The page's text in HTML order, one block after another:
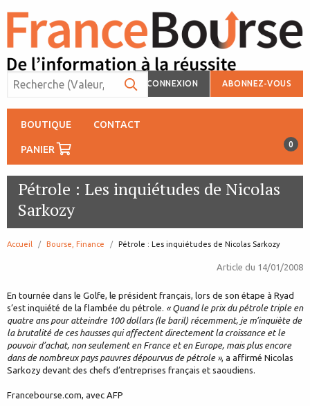
CONNEXION ABONNEZ-VOUS
BOUTIQUE CONTACT
PANIER 0
Pétrole : Les inquiétudes de Nicolas
Sarkozy
Accueil Bourse, Finance page:
Pétrole : Les inquiétudes de Nicolas Sarkozy
Article du 14/01/2008
En tournée dans le Golfe, le président français, lors de son étape à Ryad
s’est inquiété de la flambée du pétrole. « Quand le prix du pétrole triple en
quatre ans pour atteindre 100 dollars (le baril) récemment, je m’inquiète de
la brutalité de ces hausses qui affectent directement la croissance et le
pouvoir d’achat, non seulement en France et en Europe, mais plus encore
dans de nombreux pays pauvres dépourvus de pétrole », a affirmé Nicolas
Sarkozy devant des chefs d’entreprises français et saoudiens.
Francebourse.com, avec AFP